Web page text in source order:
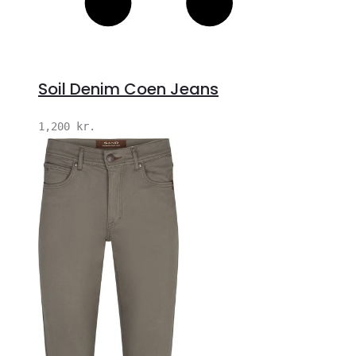
Soil Denim Coen Jeans
1,200 kr.